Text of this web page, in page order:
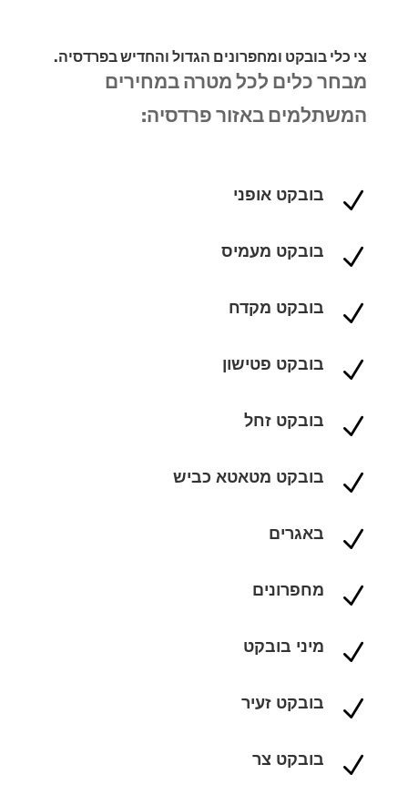
צי כלי בובקט ומחפרונים הגדול והחדיש בפרדסיה.
מבחר כלים לכל מטרה במחירים
המשתלמים באזור פרדסיה:
N בובקט אופני
N בובקט מעמיס
N בובקט מקדח
N בובקט פטישון
N בובקט זחל
N בובקט מטאטא כביש
N באגרים
N מחפרונים
N מיני בובקט
N בובקט זעיר
N בובקט צר